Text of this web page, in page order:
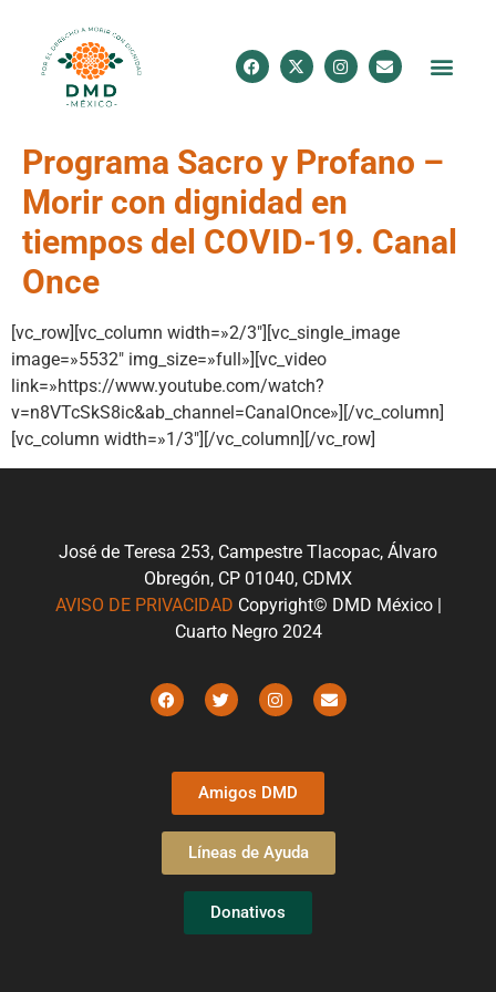
Programa Sacro y Profano –
Morir con dignidad en
tiempos del COVID-19. Canal
Once
[vc_row][vc_column width=»2/3″][vc_single_image
image=»5532″ img_size=»full»][vc_video
link=»https://www.youtube.com/watch?
v=n8VTcSkS8ic&ab_channel=CanalOnce»][/vc_column]
[vc_column width=»1/3″][/vc_column][/vc_row]
José de Teresa 253, Campestre Tlacopac, Álvaro
Obregón, CP 01040, CDMX
AVISO DE PRIVACIDAD Copyright© DMD México |
Cuarto Negro 2024
Amigos DMD
Líneas de Ayuda
Donativos